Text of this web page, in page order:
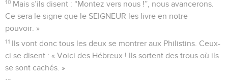
10 Mais s’ils disent : “Montez vers nous !”, nous avancerons.
Ce sera le signe que le SEIGNEUR les livre en notre
pouvoir. »
11 Ils vont donc tous les deux se montrer aux Philistins. Ceux-
ci se disent : « Voici des Hébreux ! Ils sortent des trous où ils
se sont cachés. »